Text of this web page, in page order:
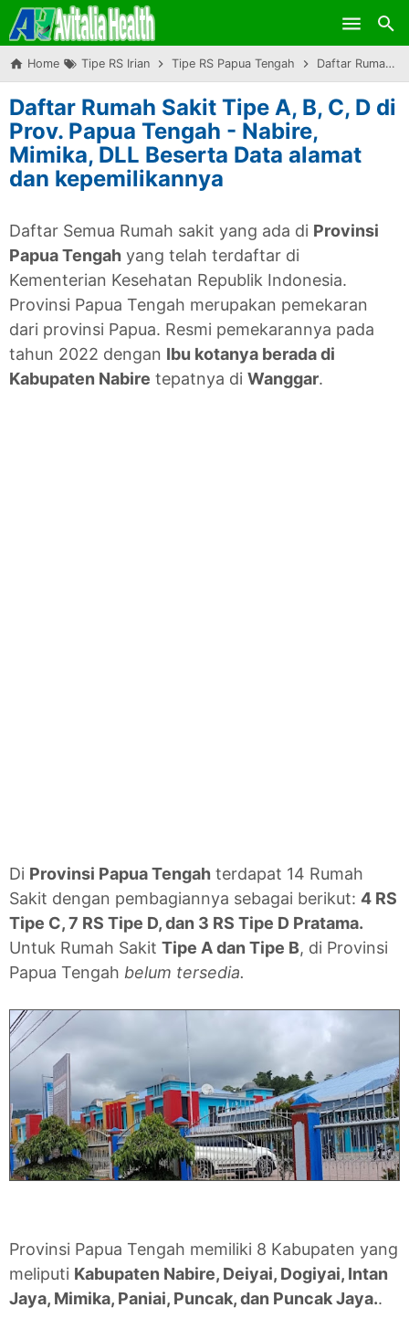
Skip to main content
Home Tipe RS Irian Tipe RS Papua Tengah Daftar Rumah Sakit Tipe A, B, C, D di Prov. Papua Tengah - Nabire, Mimika, DLL Beserta Data alamat dan kepemilikannya
Daftar Rumah Sakit Tipe A, B, C, D di
Prov. Papua Tengah - Nabire,
Mimika, DLL Beserta Data alamat
dan kepemilikannya
Daftar Semua Rumah sakit yang ada di Provinsi
Papua Tengah yang telah terdaftar di
Kementerian Kesehatan Republik Indonesia.
Provinsi Papua Tengah merupakan pemekaran
dari provinsi Papua. Resmi pemekarannya pada
tahun 2022 dengan Ibu kotanya berada di
Kabupaten Nabire tepatnya di Wanggar.
Di Provinsi Papua Tengah terdapat 14 Rumah
Sakit dengan pembagiannya sebagai berikut: 4 RS
Tipe C, 7 RS Tipe D, dan 3 RS Tipe D Pratama.
Untuk Rumah Sakit Tipe A dan Tipe B, di Provinsi
Papua Tengah belum tersedia.
Provinsi Papua Tengah memiliki 8 Kabupaten yang
meliputi Kabupaten Nabire, Deiyai, Dogiyai, Intan
Jaya, Mimika, Paniai, Puncak, dan Puncak Jaya..